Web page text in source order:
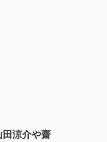
田涼介や齋